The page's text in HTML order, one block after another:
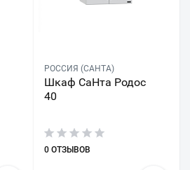
РОССИЯ (САНТА)
Шкаф СаНта Родос
40
0 ОТЗЫВОВ